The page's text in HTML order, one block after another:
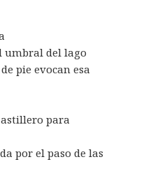
umbral del lago
pie evocan esa
para
por el paso de las